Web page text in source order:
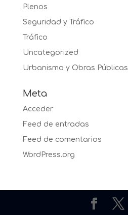
Plenos
Seguridad y Tráfico
Tráfico
Uncategorized
Urbanismo y Obras Públicas
Meta
Acceder
Feed de entradas
Feed de comentarios
WordPress.org